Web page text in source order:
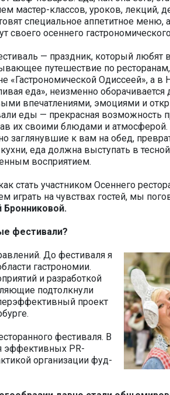
мастер-классов, уроков, лекций,
специальное аппетитное
своего осеннего
— праздник, который любят
путешествие по
«Гастрономической Одиссеей», а в
еда», неизменно
впечатлениями, эмоциями и
еды — прекрасная возможность
их своими блюдами и
заглянувшие к вам на обед,
еда должна выступать в
восприятием.
стать участником Осеннего
играть на чувствах гостей, мы
фестивали?
До фестиваля я
гастрономии.
и разработкой
подтолкнули
проект
фестиваля. В
эффективных PR-
организации фуд-